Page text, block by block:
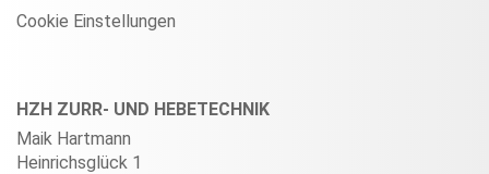
Cookie Einstellungen
HZH ZURR- UND HEBETECHNIK
Maik Hartmann
Heinrichsglück 1